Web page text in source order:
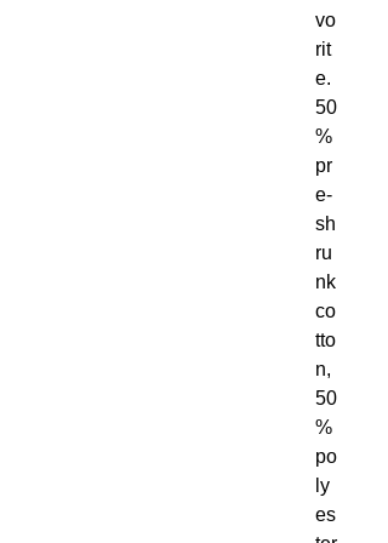
vo
rit
e.
50
%
pr
e-
sh
ru
nk
co
tto
n,
50
%
po
ly
es